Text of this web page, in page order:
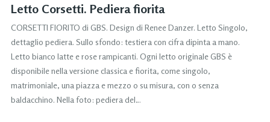
Letto Corsetti. Pediera fiorita
CORSETTI FIORITO di GBS. Design di Renee Danzer. Letto Singolo,
dettaglio pediera. Sullo sfondo: testiera con cifra dipinta a mano.
Letto bianco latte e rose rampicanti. Ogni letto originale GBS è
disponibile nella versione classica e fiorita, come singolo,
matrimoniale, una piazza e mezzo o su misura, con o senza
baldacchino. Nella foto: pediera del…